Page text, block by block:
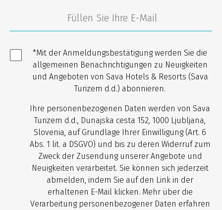
*Mit der Anmeldungsbestätigung werden Sie die
allgemeinen Benachrichtigungen zu Neuigkeiten
und Angeboten von Sava Hotels & Resorts (Sava
Turizem d.d.) abonnieren.
Ihre personenbezogenen Daten werden von Sava
Turizem d.d., Dunajska cesta 152, 1000 Ljubljana,
Slovenia, auf Grundlage Ihrer Einwilligung (Art. 6
Abs. 1 lit. a DSGVO) und bis zu deren Widerruf zum
Zweck der Zusendung unserer Angebote und
Neuigkeiten verarbeitet. Sie können sich jederzeit
abmelden, indem Sie auf den Link in der
erhaltenen E-Mail klicken. Mehr über die
Verarbeitung personenbezogener Daten erfahren